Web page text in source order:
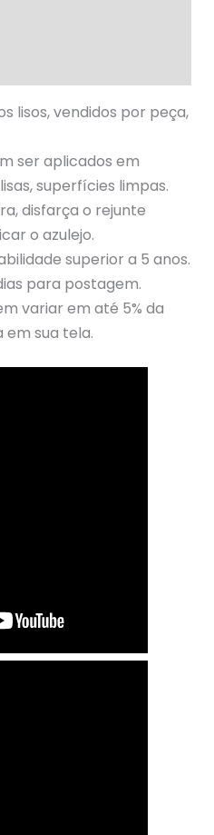
lisos, vendidos por peça,
ser aplicados em
superfícies limpas.
disfarça o rejunte
o azulejo.
superior a 5 anos.
para postagem.
variar em até 5% da
em sua tela.